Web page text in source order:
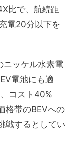
比で、航続距
電20分以下を
ニッケル水素電
電池にも適
コスト40%
格帯のBEVへの
戦するとしてい